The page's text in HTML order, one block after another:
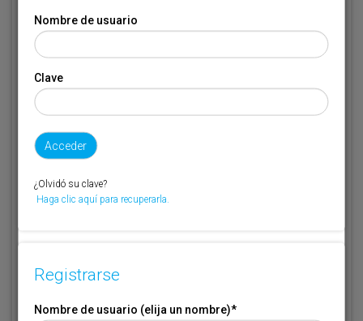
Nombre de usuario (elija un nombre)
Email
Si no recuerda o no tiene a mano su código de suscriptor llame al
teléfono 944 400 000 y se lo recordaremos.
Por favor indique que ha leído y está de acuerdo con las
Nombre de usuario
Clave
¿Olvidó su clave?
Haga clic aquí para recuperarla.
Registrarse
Nombre de usuario (elija un nombre)*